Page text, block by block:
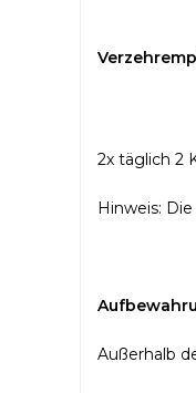
2x täglich 2
Hinweis:
Außerhalb